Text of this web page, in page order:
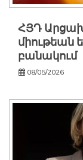
ՀՅԴ
միութեան
բանակում
08/05/2026